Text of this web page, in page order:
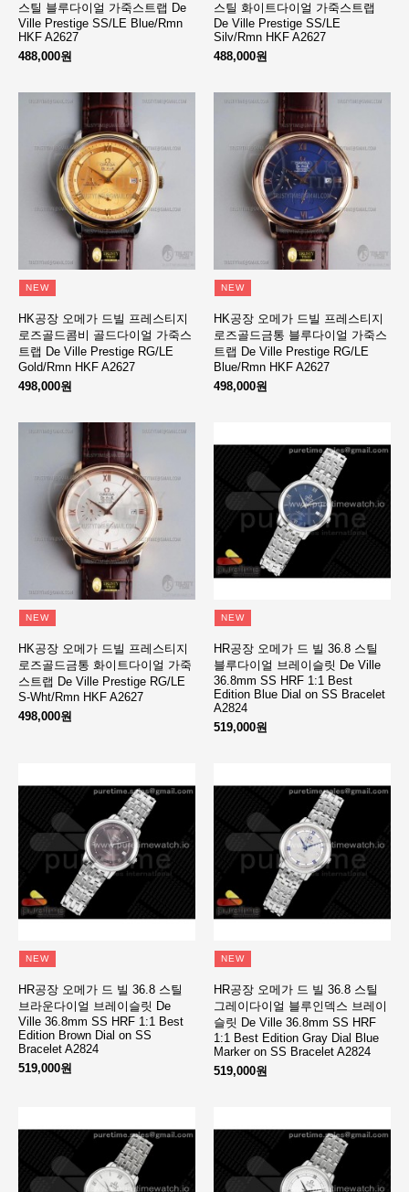
스틸 블루다이얼 가죽스트랩 De
Ville Prestige SS/LE Blue/Rmn
HKF A2627
488,000원
스틸 화이트다이얼 가죽스트랩
De Ville Prestige SS/LE
Silv/Rmn HKF A2627
488,000원
NEW
HK공장 오메가 드빌 프레스티지
로즈골드콤비 골드다이얼 가죽스
트랩 De Ville Prestige RG/LE
Gold/Rmn HKF A2627
498,000원
NEW
HK공장 오메가 드빌 프레스티지
로즈골드금통 블루다이얼 가죽스
트랩 De Ville Prestige RG/LE
Blue/Rmn HKF A2627
498,000원
NEW
HK공장 오메가 드빌 프레스티지
로즈골드금통 화이트다이얼 가죽
스트랩 De Ville Prestige RG/LE
S-Wht/Rmn HKF A2627
498,000원
NEW
HR공장 오메가 드 빌 36.8 스틸
블루다이얼 브레이슬릿 De Ville
36.8mm SS HRF 1:1 Best
Edition Blue Dial on SS Bracelet
A2824
519,000원
NEW
HR공장 오메가 드 빌 36.8 스틸
브라운다이얼 브레이슬릿 De
Ville 36.8mm SS HRF 1:1 Best
Edition Brown Dial on SS
Bracelet A2824
519,000원
NEW
HR공장 오메가 드 빌 36.8 스틸
그레이다이얼 블루인덱스 브레이
슬릿 De Ville 36.8mm SS HRF
1:1 Best Edition Gray Dial Blue
Marker on SS Bracelet A2824
519,000원